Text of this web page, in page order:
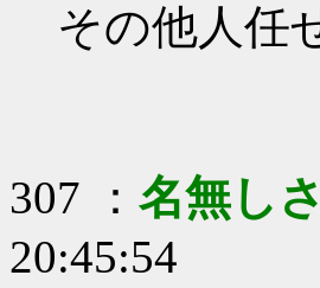
その他人任
307 ： 名無し
20:45:54